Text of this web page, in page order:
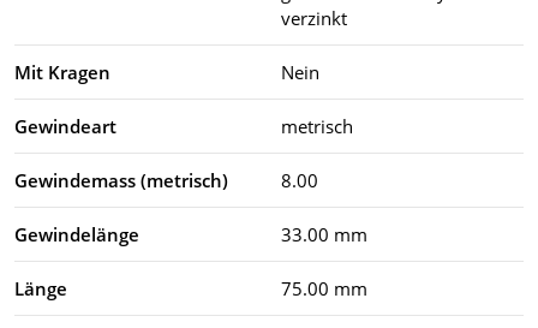
verzinkt
Mit Kragen Nein
Gewindeart metrisch
Gewindemass (metrisch) 8.00
Gewindelänge 33.00 mm
Länge 75.00 mm